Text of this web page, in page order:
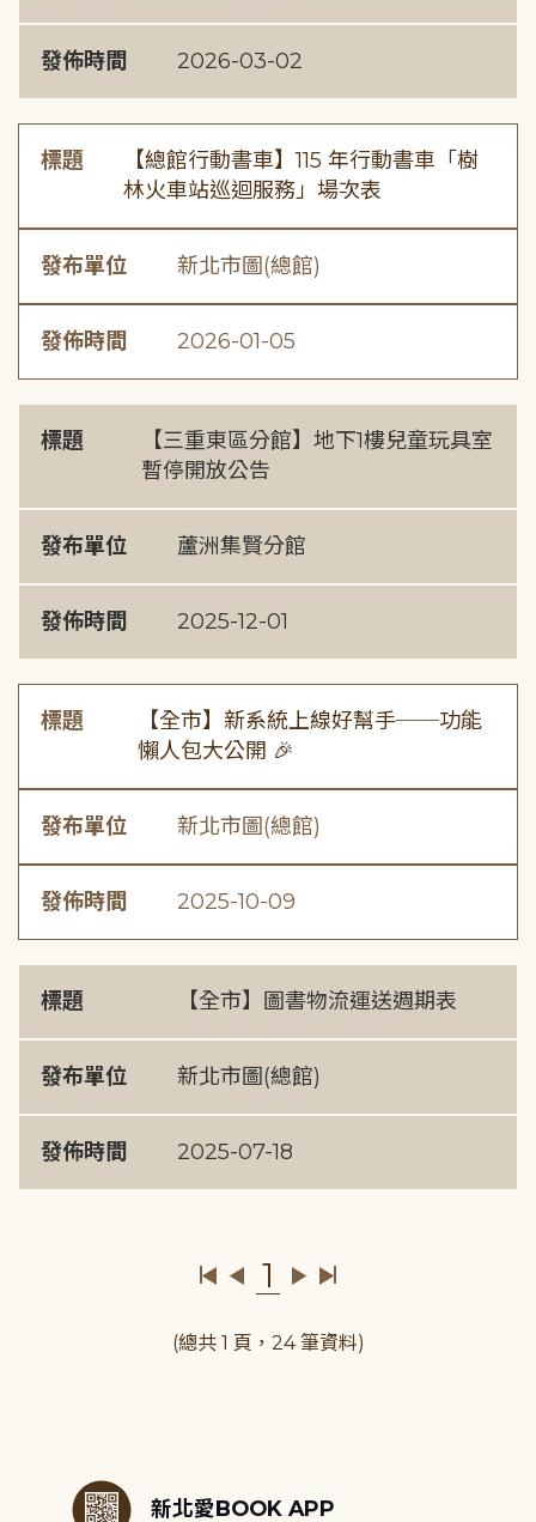
發佈時間 2026-03-02
標題
【總館行動書車】115 年行動書車「樹
林火車站巡迴服務」場次表
發布單位 新北市圖(總館)
發佈時間 2026-01-05
標題
【三重東區分館】地下1樓兒童玩具室
暫停開放公告
發布單位 蘆洲集賢分館
發佈時間 2025-12-01
標題
【全市】新系統上線好幫手──功能
懶人包大公開 🎉
發布單位 新北市圖(總館)
發佈時間 2025-10-09
標題 【全市】圖書物流運送週期表
發布單位 新北市圖(總館)
發佈時間 2025-07-18
1
(總共 1 頁，24 筆資料)
新北愛BOOK APP